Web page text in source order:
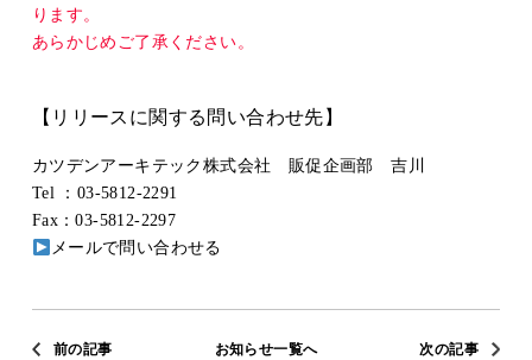
ります。
あらかじめご了承ください。
【リリースに関する問い合わせ先】
カツデンアーキテック株式会社 販促企画部 吉川
Tel ：03-5812-2291
Fax：03-5812-2297
メールで問い合わせる
前の記事 お知らせ一覧へ 次の記事